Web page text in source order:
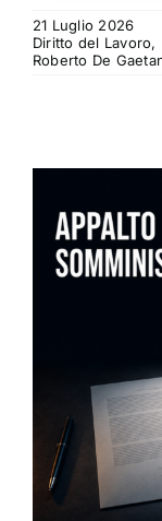
21 Luglio 2026
Diritto del Lavoro,
Roberto De